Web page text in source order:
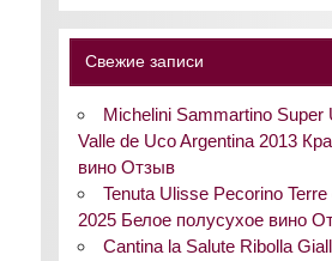
Свежие записи
Michelini Sammartino Super
Valle de Uco Argentina 2013
вино Отзыв
Tenuta Ulisse Pecorino Terre
2025 Белое полусухое вино
Cantina la Salute Ribolla